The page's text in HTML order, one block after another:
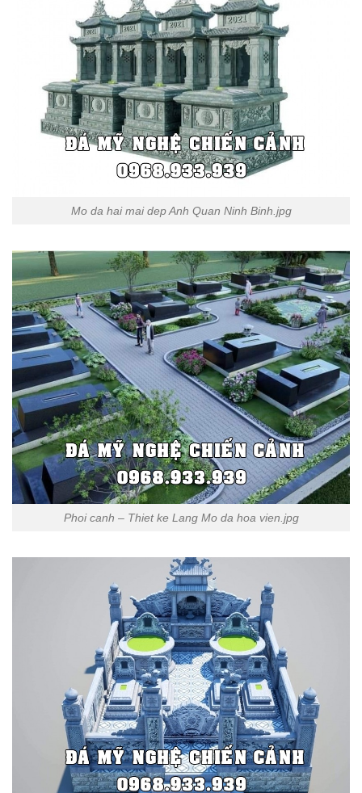
Mo da hai mai dep Anh Quan Ninh Binh.jpg
Phoi canh – Thiet ke Lang Mo da hoa vien.jpg